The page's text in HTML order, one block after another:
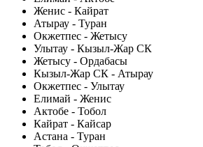
Женис - Кайрат
Атырау - Туран
Окжетпес - Жетысу
Улытау - Кызыл-Жар СК
Жетысу - Ордабасы
Кызыл-Жар СК - Атырау
Окжетпес - Улытау
Елимай - Женис
Актобе - Тобол
Кайрат - Кайсар
Астана - Туран